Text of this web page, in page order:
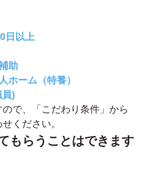
日以上
助
ホーム（特養）
)
で、「こだわり条件」から
ください。
もらうことはできます